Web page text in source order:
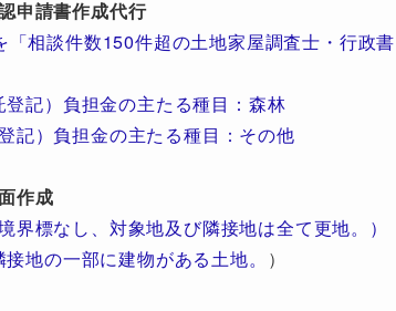
申請書作成代行
相談件数150件超の土地家屋調査士・行政書
記）負担金の主たる種目：森林
）負担金の主たる種目：その他
作成
標なし、対象地及び隣接地は全て更地。）
地の一部に建物がある土地。 ）